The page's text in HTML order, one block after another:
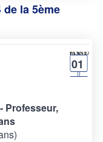
la 5ème
01
Professeur,